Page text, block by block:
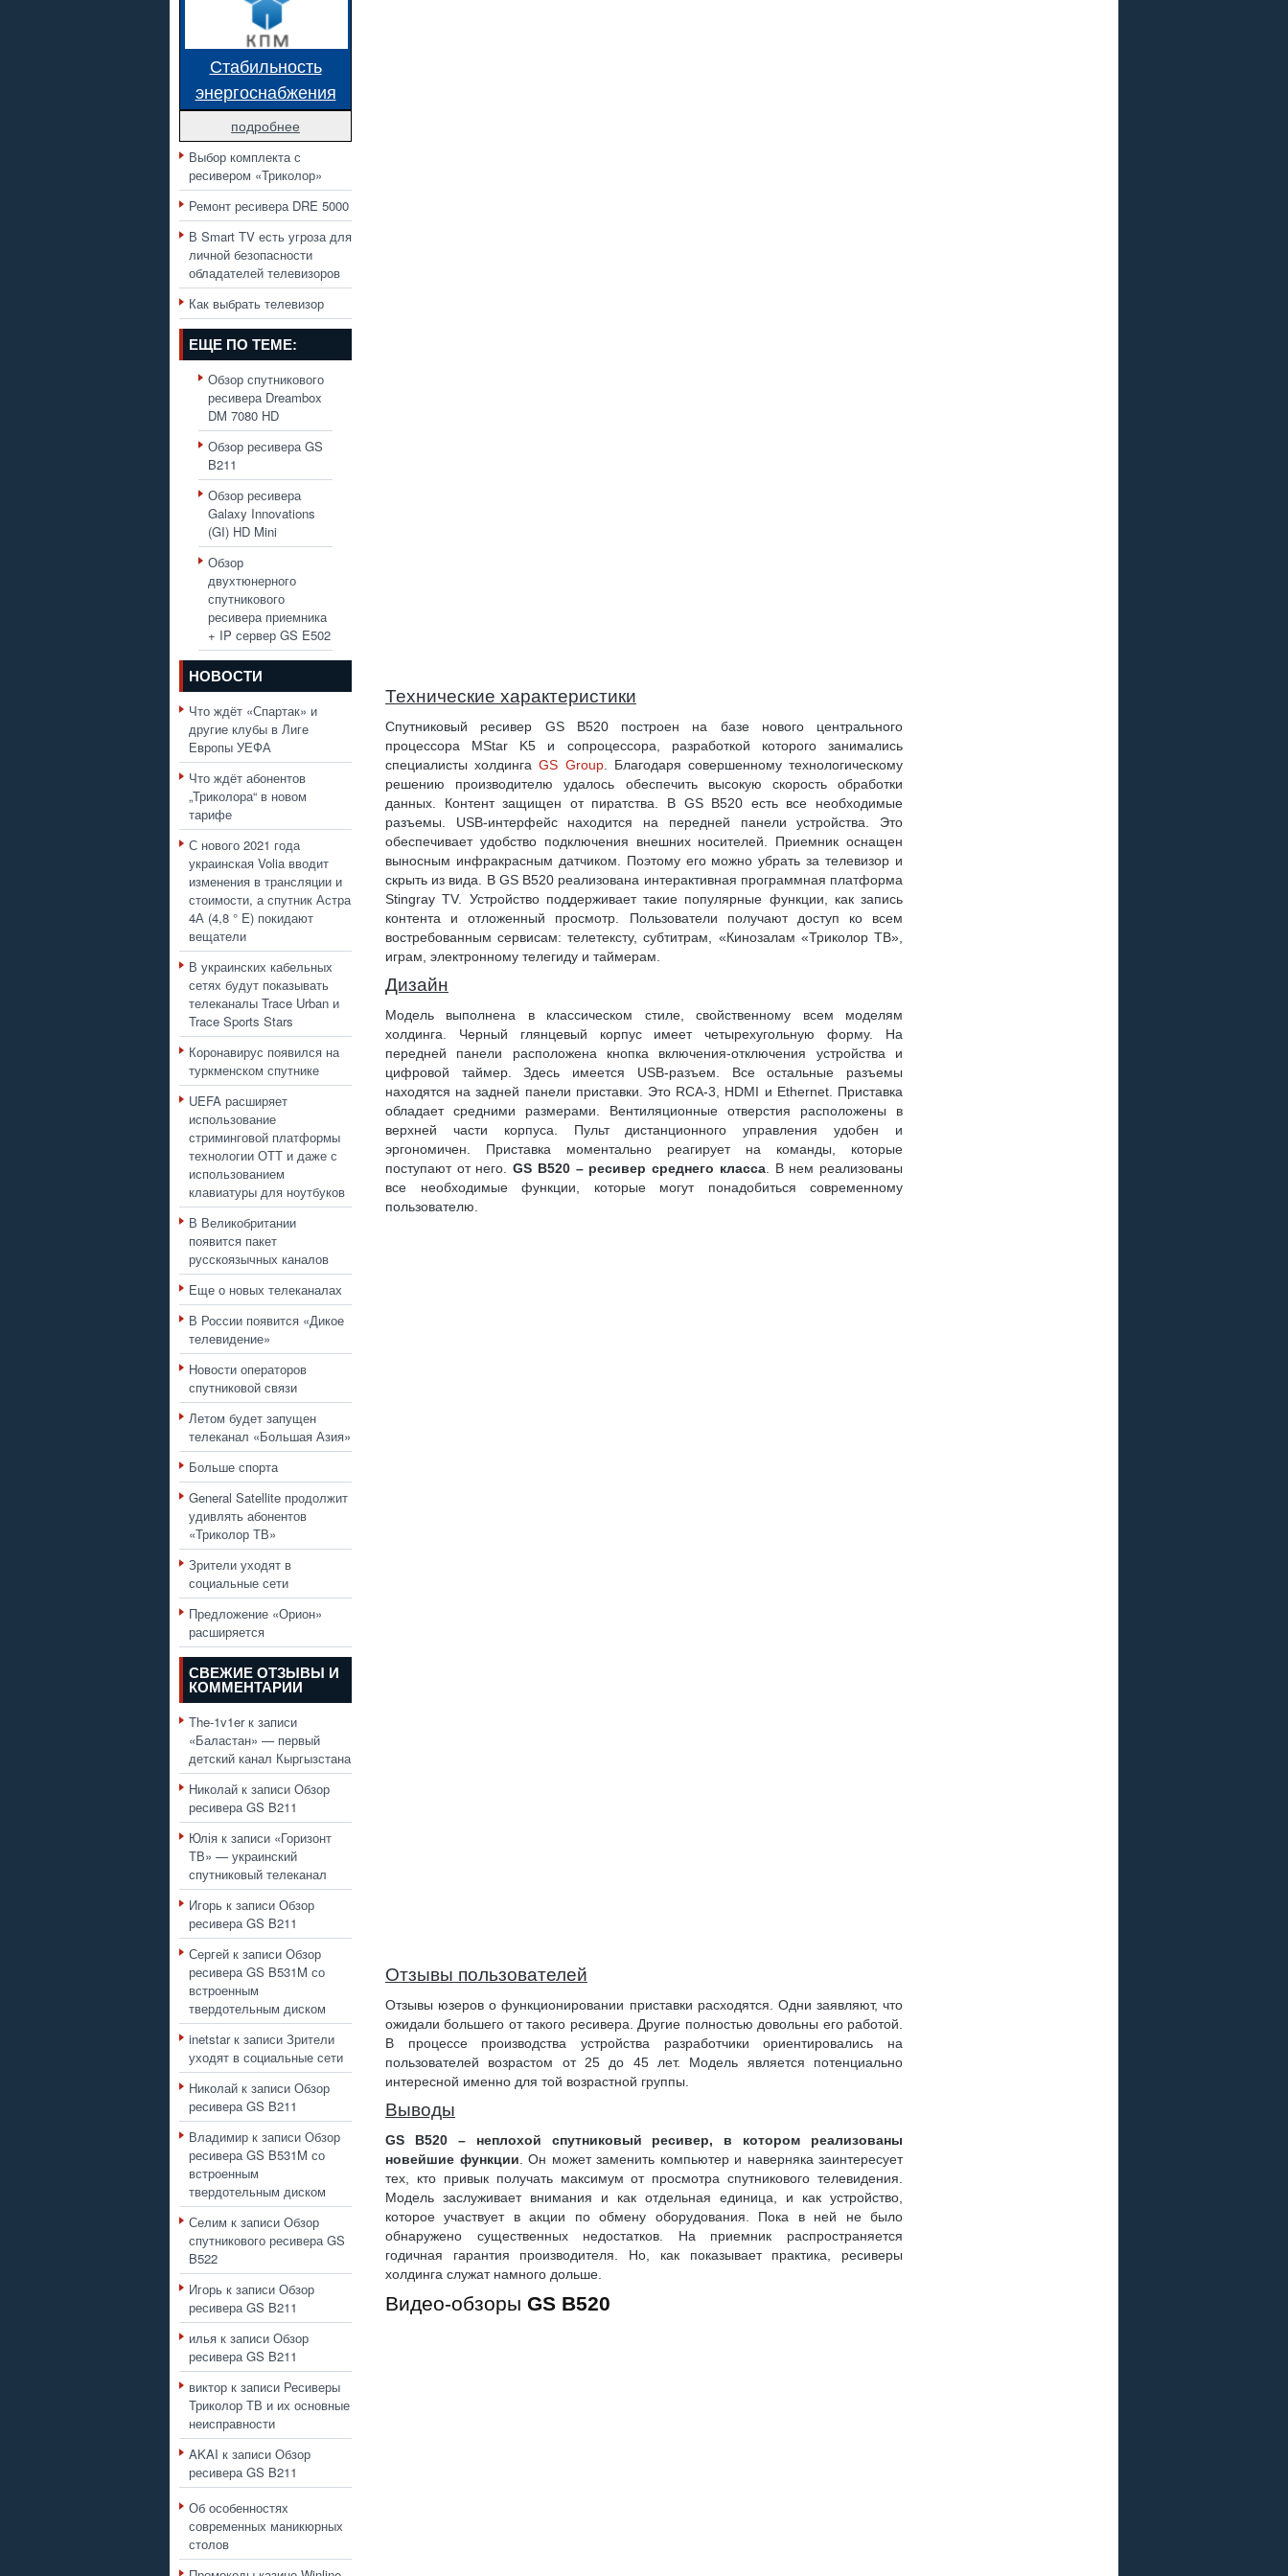
Стабильность
энергоснабжения
подробнее
Выбор комплекта с
ресивером «Триколор»
Ремонт ресивера DRE 5000
В Smart TV есть угроза для
личной безопасности
обладателей телевизоров
Как выбрать телевизор
ЕЩЕ ПО ТЕМЕ:
Обзор спутникового
ресивера Dreambox
DM 7080 HD
Обзор ресивера GS
B211
Обзор ресивера
Galaxy Innovations
(GI) HD Mini
Обзор
двухтюнерного
спутникового
ресивера приемника
+ IP сервер GS E502
НОВОСТИ
Что ждёт «Спартак» и
другие клубы в Лиге
Европы УЕФА
Что ждёт абонентов
„Триколора“ в новом
тарифе
С нового 2021 года
украинская Volia вводит
изменения в трансляции и
стоимости, а спутник Астра
4А (4,8 ° E) покидают
вещатели
В украинских кабельных
сетях будут показывать
телеканалы Trace Urban и
Trace Sports Stars
Коронавирус появился на
туркменском спутнике
UEFA расширяет
использование
стриминговой платформы
технологии ОТТ и даже с
использованием
клавиатуры для ноутбуков
В Великобритании
появится пакет
русскоязычных каналов
Еще о новых телеканалах
В России появится «Дикое
телевидение»
Новости операторов
спутниковой связи
Летом будет запущен
телеканал «Большая Азия»
Больше спорта
General Satellite продолжит
удивлять абонентов
«Триколор ТВ»
Зрители уходят в
социальные сети
Предложение «Орион»
расширяется
СВЕЖИЕ ОТЗЫВЫ И
КОММЕНТАРИИ
The-1v1erк записи
«Баластан» — первый
детский канал Кыргызстана
Николай к записи Обзор
ресивера GS B211
Юлія к записи «Горизонт
ТВ» — украинский
спутниковый телеканал
Игорь к записи Обзор
ресивера GS B211
Сергей к записи Обзор
ресивера GS B531M со
встроенным
твердотельным диском
inetstarк записи Зрители
уходят в социальные сети
Николай к записи Обзор
ресивера GS B211
Владимир к записи Обзор
ресивера GS B531M со
встроенным
твердотельным диском
Селим к записи Обзор
спутникового ресивера GS
B522
Игорь к записи Обзор
ресивера GS B211
илья к записи Обзор
ресивера GS B211
виктор к записи Ресиверы
Триколор ТВ и их основные
неисправности
AKAI к записи Обзор
ресивера GS B211
Об особенностях
современных маникюрных
столов
Технические характеристики
Спутниковый ресивер GS B520 построен на базе нового центрального
процессора MStar K5 и сопроцессора, разработкой которого занимались
специалисты холдингаGS Group. Благодаря совершенному технологическому
решению производителю удалось обеспечить высокую скорость обработки
данных. Контент защищен от пиратства. В GS B520 есть все необходимые
разъемы. USB-интерфейс находится на передней панели устройства. Это
обеспечивает удобство подключения внешних носителей. Приемник оснащен
выносным инфракрасным датчиком. Поэтому его можно убрать за телевизор и
скрыть из вида. В GS B520 реализована интерактивная программная платформа
Stingray TV. Устройство поддерживает такие популярные функции, как запись
контента и отложенный просмотр. Пользователи получают доступ ко всем
востребованным сервисам: телетексту, субтитрам, «Кинозалам «Триколор ТВ»,
играм, электронному телегиду и таймерам.
Дизайн
Модель выполнена в классическом стиле, свойственному всем моделям
холдинга. Черный глянцевый корпус имеет четырехугольную форму. На
передней панели расположена кнопка включения-отключения устройства и
цифровой таймер. Здесь имеется USB-разъем. Все остальные разъемы
находятся на задней панели приставки. Это RCA-3, HDMI и Ethernet. Приставка
обладает средними размерами. Вентиляционные отверстия расположены в
верхней части корпуса. Пульт дистанционного управления удобен и
эргономичен. Приставка моментально реагирует на команды, которые
поступают от него.GS B520 – ресивер среднего класса. В нем реализованы
все необходимые функции, которые могут понадобиться современному
пользователю.
Отзывы пользователей
Отзывы юзеров о функционировании приставки расходятся. Одни заявляют, что
ожидали большего от такого ресивера. Другие полностью довольны его работой.
В процессе производства устройства разработчики ориентировались на
пользователей возрастом от 25 до 45 лет. Модель является потенциально
интересной именно для той возрастной группы.
Выводы
GS B520 – неплохой спутниковый ресивер, в котором реализованы
новейшие функции . Он может заменить компьютер и наверняка заинтересует
тех, кто привык получать максимум от просмотра спутникового телевидения.
Модель заслуживает внимания и как отдельная единица, и как устройство,
которое участвует в акции по обмену оборудования. Пока в ней не было
обнаружено существенных недостатков. На приемник распространяется
годичная гарантия производителя. Но, как показывает практика, ресиверы
холдинга служат намного дольше.
Видео-обзоры GS B520